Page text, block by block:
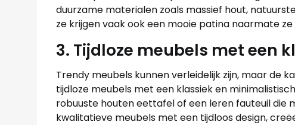
duurzame materialen zoals massief hout,
ze krijgen vaak ook een mooie patina naarmate
3. Tijdloze meubels met een
Trendy meubels kunnen verleidelijk zijn, maar de
tijdloze meubels met een klassiek en
robuuste houten eettafel of een leren fauteuil die
kwalitatieve meubels met een tijdloos design,